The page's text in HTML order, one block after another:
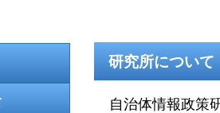
研究所について
自治体情報政策